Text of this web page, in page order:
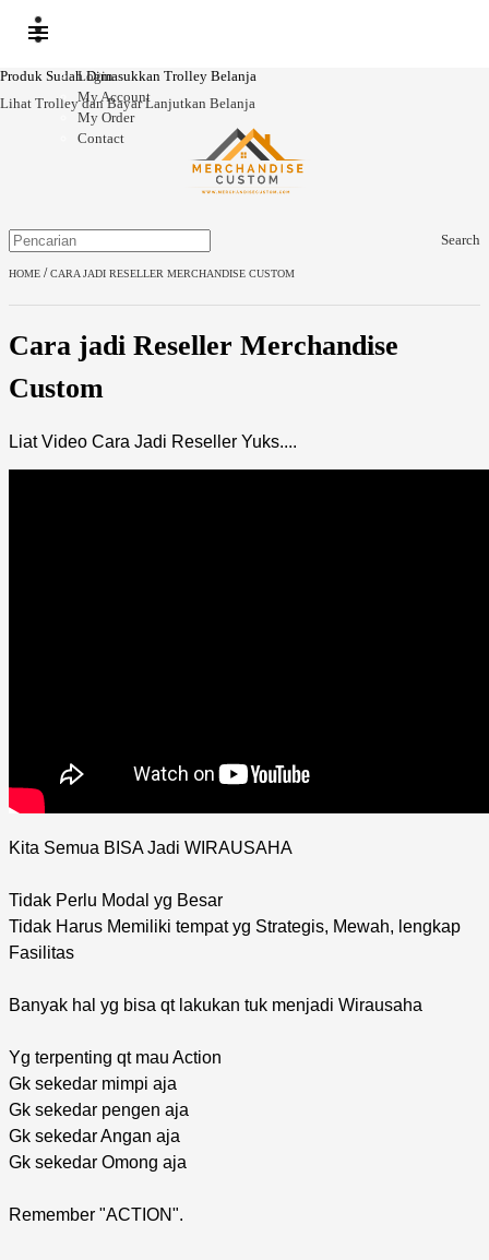
Produk Sudah Dimasukkan Trolley Belanja
Lihat Trolley dan Bayar Lanjutkan Belanja
Login
My Account
My Order
Contact
Search
HOME /CARA JADI RESELLER MERCHANDISE CUSTOM
Cara jadi Reseller Merchandise
Custom
Liat Video Cara Jadi Reseller Yuks....
Kita Semua BISA Jadi WIRAUSAHA
Tidak Perlu Modal yg Besar
Tidak Harus Memiliki tempat yg Strategis, Mewah, lengkap
Fasilitas
Banyak hal yg bisa qt lakukan tuk menjadi Wirausaha
Yg terpenting qt mau Action
Gk sekedar mimpi aja
Gk sekedar pengen aja
Gk sekedar Angan aja
Gk sekedar Omong aja
Remember "ACTION".